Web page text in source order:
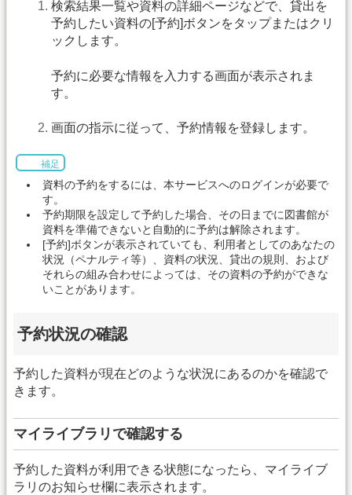
検索結果一覧や資料の詳細ページなどで、貸出を
予約したい資料の[予約]ボタンをタップまたはクリ
ックします。
予約に必要な情報を入力する画面が表示されま
す。
画面の指示に従って、予約情報を登録します。
補足
資料の予約をするには、本サービスへのログインが必要で
す。
予約期限を設定して予約した場合、その日までに図書館が
資料を準備できないと自動的に予約は解除されます。
[予約]ボタンが表示されていても、利用者としてのあなたの
状況（ペナルティ等）、資料の状況、貸出の規則、および
それらの組み合わせによっては、その資料の予約ができな
いことがあります。
予約状況の確認
予約した資料が現在どのような状況にあるのかを確認で
きます。
マイライブラリで確認する
予約した資料が利用できる状態になったら、マイライブ
ラリのお知らせ欄に表示されます。